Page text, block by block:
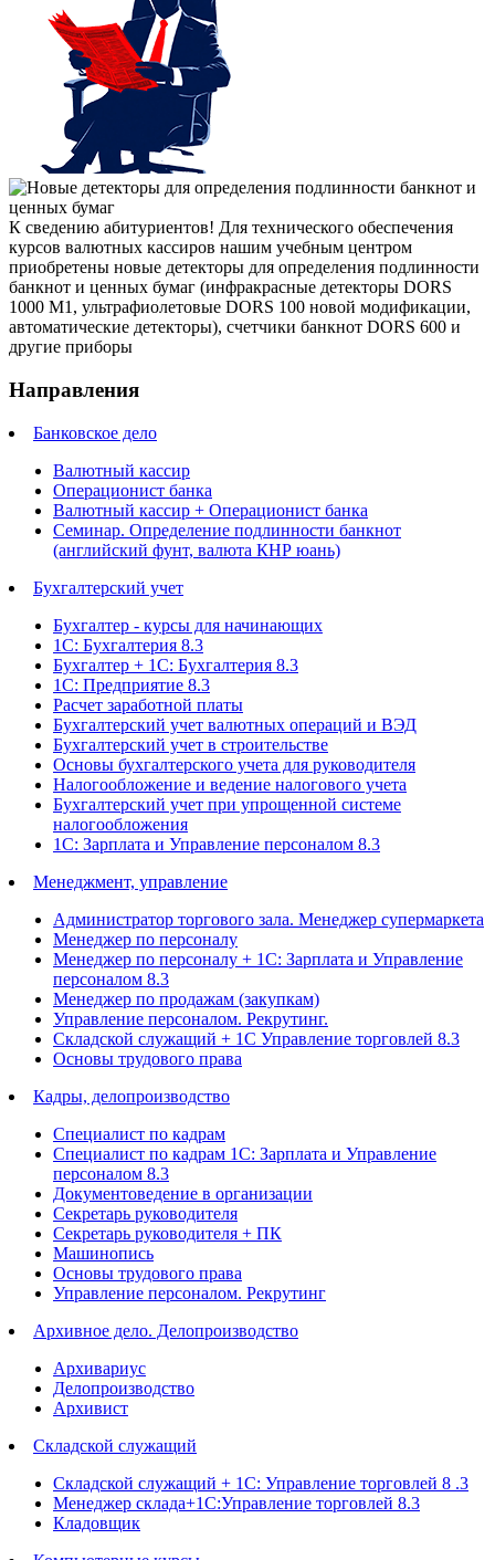
К сведению абитуриентов! Для технического обеспечения
курсов валютных кассиров нашим учебным центром
приобретены новые детекторы для определения подлинности
банкнот и ценных бумаг (инфракрасные детекторы DORS
1000 M1, ультрафиолетовые DORS 100 новой модификации,
автоматические детекторы), счетчики банкнот DORS 600 и
другие приборы
Направления
Банковское дело
Валютный кассир
Операционист банка
Валютный кассир + Операционист банка
Семинар. Определение подлинности банкнот
(английский фунт, валюта КНР юань)
Бухгалтерский учет
Бухгалтер - курсы для начинающих
1С: Бухгалтерия 8.3
Бухгалтер + 1С: Бухгалтерия 8.3
1С: Предприятие 8.3
Расчет заработной платы
Бухгалтерский учет валютных операций и ВЭД
Бухгалтерский учет в строительстве
Основы бухгалтерского учета для руководителя
Налогообложение и ведение налогового учета
Бухгалтерский учет при упрощенной системе
налогообложения
1С: Зарплата и Управление персоналом 8.3
Менеджмент, управление
Администратор торгового зала. Менеджер супермаркета
Менеджер по персоналу
Менеджер по персоналу + 1С: Зарплата и Управление
персоналом 8.3
Менеджер по продажам (закупкам)
Управление персоналом. Рекрутинг.
Складской служащий + 1С Управление торговлей 8.3
Основы трудового права
Кадры, делопроизводство
Специалист по кадрам
Специалист по кадрам 1С: Зарплата и Управление
персоналом 8.3
Документоведение в организации
Секретарь руководителя
Секретарь руководителя + ПК
Машинопись
Основы трудового права
Управление персоналом. Рекрутинг
Архивное дело. Делопроизводство
Архивариус
Делопроизводство
Архивист
Складской служащий
Складской служащий + 1С: Управление торговлей 8 .3
Менеджер склада+1С:Управление торговлей 8.3
Кладовщик